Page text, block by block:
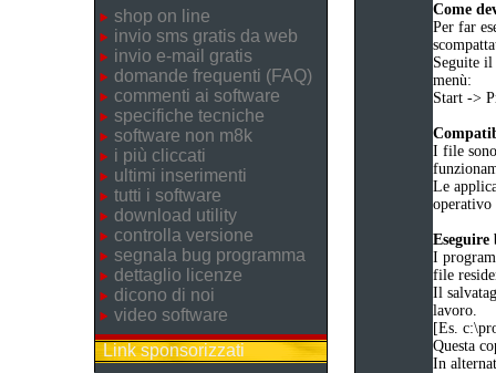
shop on line
invio sms gratis da web
invio e-mail gratis
domande frequenti (FAQ)
commenti ai software
specifiche tecniche
software non m8k
i più cliccati
ultimi inserimenti
tutti i software
download utility
controlla versione
segnala bug programma
dettaglio licenze
dicono di noi
video software
Link sponsorizzati
Come
Per far
Seguite
menù:
Start ->
I file
Le
operativo
I
file
Il
lavoro.
[Es.
Questa
In